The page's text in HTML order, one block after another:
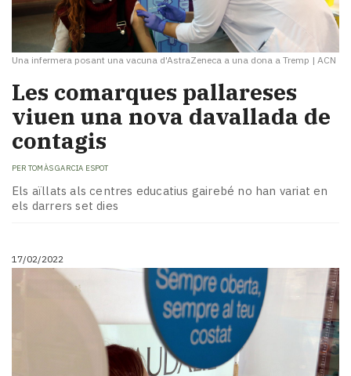
Una infermera posant una vacuna d'AstraZeneca a una dona a Tremp | ACN
Les comarques pallareses
viuen una nova davallada de
contagis
PER TOMÀS GARCIA ESPOT
Els aïllats als centres educatius gairebé no han variat en
els darrers set dies
17/02/2022